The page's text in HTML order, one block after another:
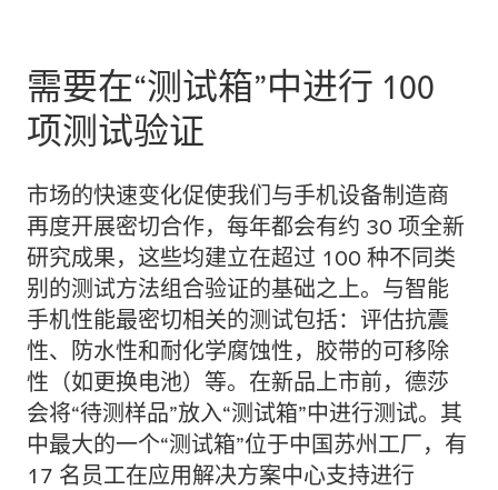
需要在“测试箱”中进行 100
项测试验证
市场的快速变化促使我们与手机设备制造商
再度开展密切合作，每年都会有约 30 项全新
研究成果，这些均建立在超过 100 种不同类
别的测试方法组合验证的基础之上。与智能
手机性能最密切相关的测试包括：评估抗震
性、防水性和耐化学腐蚀性，胶带的可移除
性（如更换电池）等。在新品上市前，德莎
会将“待测样品”放入“测试箱”中进行测试。其
中最大的一个“测试箱”位于中国苏州工厂，有
17 名员工在应用解决方案中心支持进行